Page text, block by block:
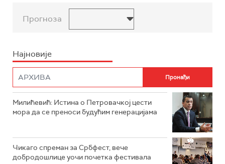
Прогноза
Најновије
Милићевић: Истина о Петровачкој цести
мора да се преноси будућим генерацијама
Чикаго спреман за Србфест, вече
добродошлице уочи почетка фестивала